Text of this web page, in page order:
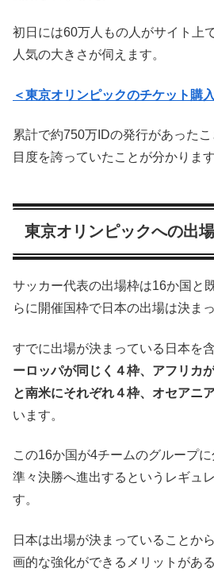
初日には60万人もの人がサイト上
人気の大きさが伺えます。
＜東京オリンピックのチケット購
累計で約750万IDの発行があった
目度を誇っていたことが分かります
東京オリンピックへの出
サッカー代表の出場枠は16か国と
らに開催国枠で日本の出場は決ま
すでに出場が決まっている日本を
ーロッパが同じく４枠、アフリカ
と南米にそれぞれ４枠、オセアニ
います。
この16か国が4チームのグループ
準々決勝へ進出するというレギュ
す。
日本は出場が決まっていることか
画的な強化ができるメリットがあ